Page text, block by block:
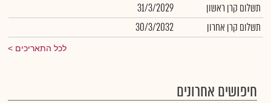
תשלום קרן ראשון
31/3/2029
תשלום קרן אחרון
30/3/2032
לכל התאריכים
חיפושים אחרונים